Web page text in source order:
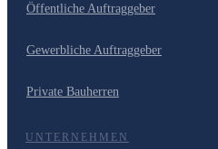
Öffentliche Auftraggeber
Gewerbliche Auftraggeber
Private Bauherren
UNTERNEHMEN